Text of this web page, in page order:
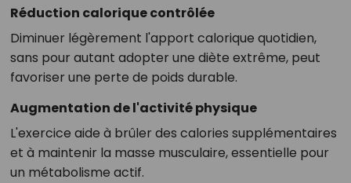
Réduction calorique contrôlée
Diminuer légèrement l'apport calorique quotidien,
sans pour autant adopter une diète extrême, peut
favoriser une perte de poids durable.
Augmentation de l'activité physique
L'exercice aide à brûler des calories supplémentaires
et à maintenir la masse musculaire, essentielle pour
un métabolisme actif.